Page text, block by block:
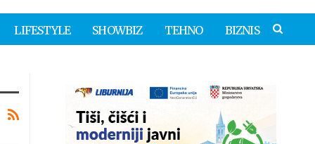
LIFESTYLE SHOWBIZ TEHNO BIZNIS